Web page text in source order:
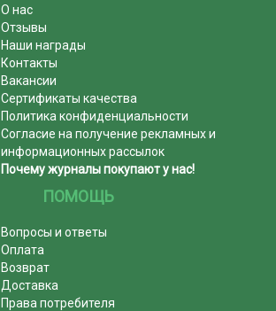
О нас
Отзывы
Наши награды
Контакты
Вакансии
Сертификаты качества
Политика конфиденциальности
Согласие на получение рекламных и
информационных рассылок
Почему журналы покупают у нас!
ПОМОЩЬ
Вопросы и ответы
Оплата
Возврат
Доставка
Права потребителя